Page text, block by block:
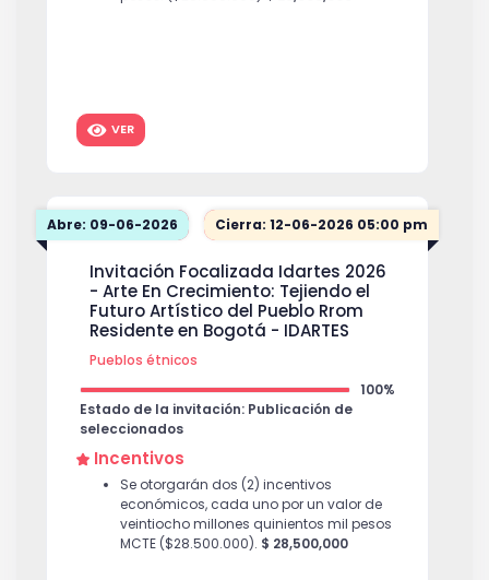
VER
Abre: 09-06-2026 Cierra: 12-06-2026 05:00 pm
Invitación Focalizada Idartes 2026
- Arte En Crecimiento: Tejiendo el
Futuro Artístico del Pueblo Rrom
Residente en Bogotá - IDARTES
Pueblos étnicos
100%
Estado de la invitación: Publicación de
seleccionados
Incentivos
Se otorgarán dos (2) incentivos
económicos, cada uno por un valor de
veintiocho millones quinientos mil pesos
MCTE ($28.500.000). $ 28,500,000